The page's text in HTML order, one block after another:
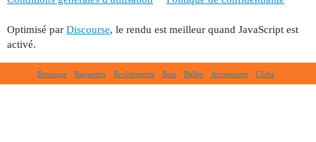
Optimisé par Discourse, le rendu est meilleur quand JavaScript est
activé.
Boutique Raquettes Revêtements Bois Balles Accessoires Clubs